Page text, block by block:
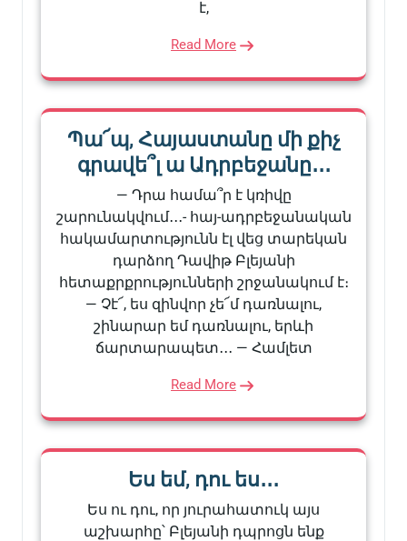
է,
Read More
Պա՜պ, Հայաստանը մի քիչ
գրավե՞լ ա Ադրբեջանը․․․
— Դրա համա՞ր է կռիվը
շարունակվում․․․- հայ-ադրբեջանական
հակամարտությունն էլ վեց տարեկան
դարձող Դավիթ Բլեյանի
հետաքրքրությունների շրջանակում է։
— Չէ՜, ես զինվոր չե՜մ դառնալու,
շինարար եմ դառնալու, երևի
ճարտարապետ․․․ — Համլետ
Read More
Ես եմ, դու ես․․․
Ես ու դու, որ յուրահատուկ այս
աշխարհը՝ Բլեյանի դպրոցն ենք